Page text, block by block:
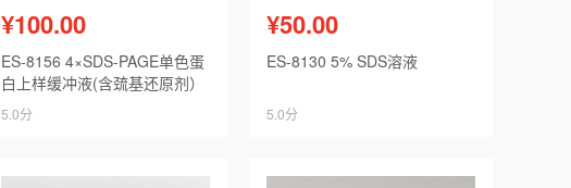
¥100.00
ES-8156 4×SDS-PAGE单色蛋
白上样缓冲液(含巯基还原剂）
5.0分
¥50.00
ES-8130 5% SDS溶液
5.0分